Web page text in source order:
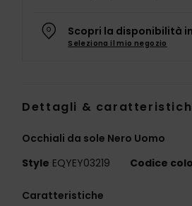
Scopri la disponibilità
Seleziona il mio negozio
Dettagli &
Occhiali da sole Nero Uomo
Style EQYEY03219 Codice
Caratteristiche